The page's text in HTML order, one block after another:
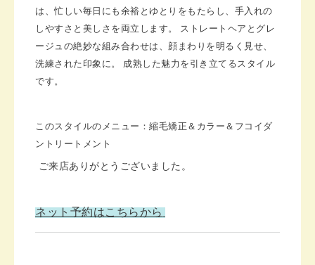
は、忙しい毎日にも余裕とゆとりをもたらし、手入れの
しやすさと美しさを両立します。 ストレートヘアとグレ
ージュの絶妙な組み合わせは、顔まわりを明るく見せ、
洗練された印象に。 成熟した魅力を引き立てるスタイル
です。
このスタイルのメニュー：縮毛矯正＆カラー＆フコイダ
ントリートメント
ご来店ありがとうございました。
ネット予約はこちらから